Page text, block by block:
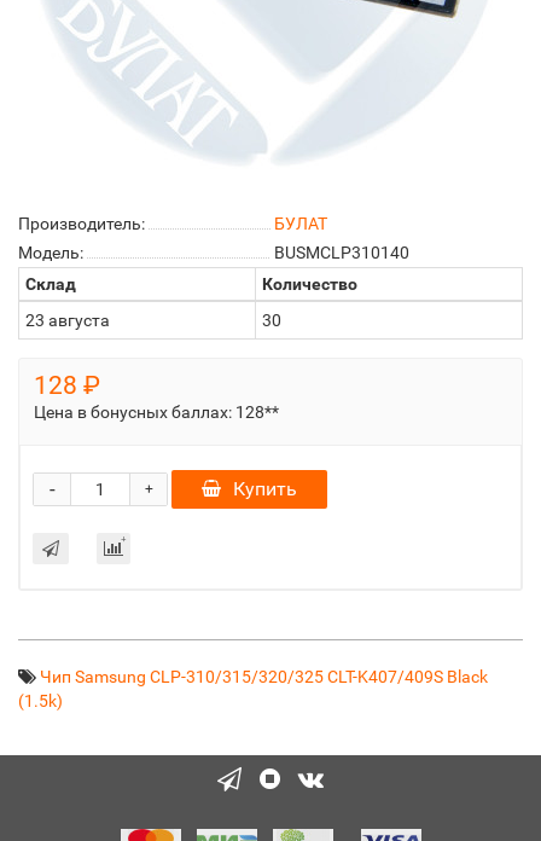
Производитель:
БУЛАТ
Модель:
BUSMCLP310140
Склад
Количество
23 августа
30
128 ₽
Цена в бонусных баллах: 128**
+
- Купить
Чип Samsung CLP-310/315/320/325 CLT-K407/409S Black
(1.5k)